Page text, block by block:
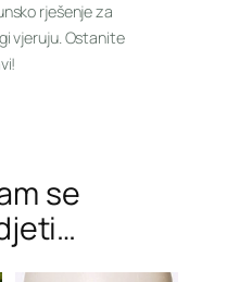
rješenje za
vjeruju. Ostanite
se